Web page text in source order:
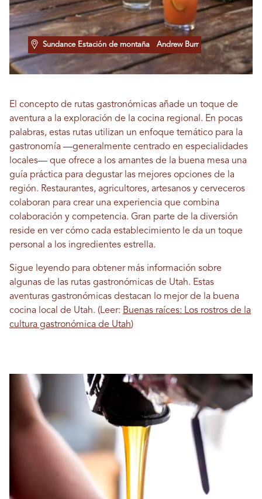
Sundance Estación de montaña Andrew Burr
El concepto de rutas gastronómicas añade un toque de
aventura a la exploración de la cocina regional. En pocas
palabras, estas rutas utilizan un enfoque temático para la
gastronomía —generalmente centrado en especialidades
locales— que ofrece a los amantes de la buena mesa una
guía práctica para degustar las mejores opciones de la
región. Restaurantes, agricultores, artesanos y cerveceros
colaboran para crear una experiencia que combina
colaboración y competencia. Gran parte de la diversión
reside en ver cómo cada establecimiento le da un toque
personal a los ingredientes estrella.
Sigue leyendo para obtener más información sobre
algunas de las rutas gastronómicas de Utah. Estas
aventuras gastronómicas destacan lo mejor de la buena
cocina local de Utah. (Leer: Buenas raíces: Los rostros de la
cultura gastronómica de Utah)